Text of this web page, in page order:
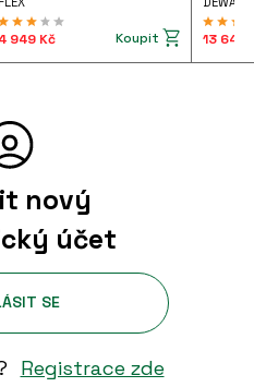
4 949 Kč Koupit 13 642
nový
účet
SE
Registrace zde